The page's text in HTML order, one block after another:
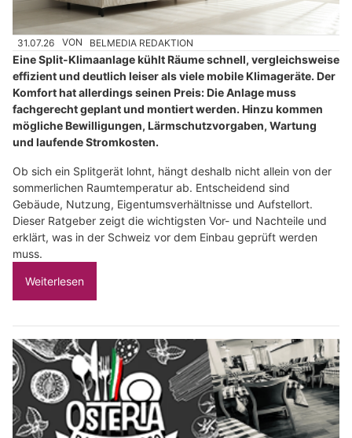
31.07.26 VON BELMEDIA REDAKTION
Eine Split-Klimaanlage kühlt Räume schnell, vergleichsweise
effizient und deutlich leiser als viele mobile Klimageräte. Der
Komfort hat allerdings seinen Preis: Die Anlage muss
fachgerecht geplant und montiert werden. Hinzu kommen
mögliche Bewilligungen, Lärmschutzvorgaben, Wartung
und laufende Stromkosten.
Ob sich ein Splitgerät lohnt, hängt deshalb nicht allein von der
sommerlichen Raumtemperatur ab. Entscheidend sind
Gebäude, Nutzung, Eigentumsverhältnisse und Aufstellort.
Dieser Ratgeber zeigt die wichtigsten Vor- und Nachteile und
erklärt, was in der Schweiz vor dem Einbau geprüft werden
muss.
Weiterlesen